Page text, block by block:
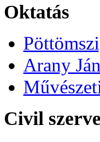
Oktatás
Arany
Civil